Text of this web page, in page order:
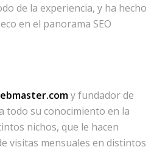
de la experiencia, y ha hecho
en el panorama SEO
y fundador de
todo su conocimiento en la
nichos, que le hacen
visitas mensuales en distintos